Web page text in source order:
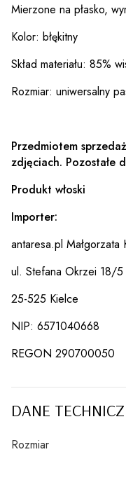
Mierzone na płasko,
Kolor: błękitny
Skład materiału: 85%
Rozmiar: uniwersalny
Przedmiotem
zdjęciach. Pozostałe
Produkt włoski
Importer:
antaresa.pl Małgorzata
ul. Stefana Okrzei 18/5
25-525 Kielce
NIP: 6571040668
REGON 290700050
DANE
Rozmiar